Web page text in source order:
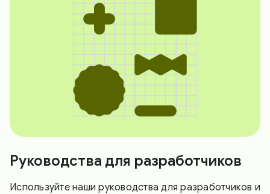
Руководства для разработчиков
Используйте наши руководства для разработчиков и